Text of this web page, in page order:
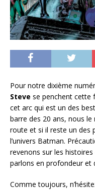
Pour notre dixième
Steve se penchent cette
cet arc qui est un des
barre des 20 ans, nous
route et si il reste un des
l’univers Batman.
revenons sur les
parlons en profondeur et
Comme toujours,